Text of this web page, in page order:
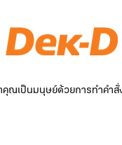
ณเป็นมนุษย์ด้วยการทำคำสั่